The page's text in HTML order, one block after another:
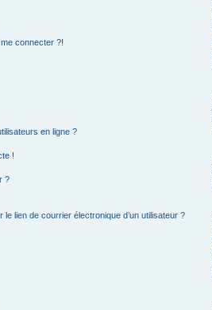
connecter ?!
en ligne ?
!
?
lien de courrier électronique d’un utilisateur ?